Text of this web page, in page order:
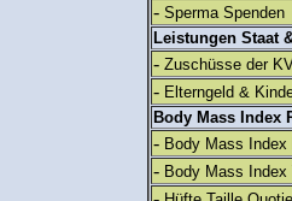
- Sperma Spenden
Leistungen Staat
- Zuschüsse der
- Elterngeld &
Body Mass Index
- Body Mass Index
- Body Mass Index